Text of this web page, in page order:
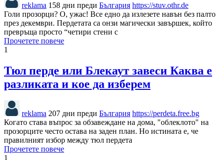
reklama 158 дни преди България https://stuv.othr.de
Голи прозорци? О, ужас! Все едно да излезете навън без палто
през декември. Пердетата са онзи магически завършек, който
превръща просто “четири стени с
Прочетете повече
1
Тюл перде или Блекаут завеси Каква е
разликата и кое да изберем
reklama 207 дни преди България https://perdeta.free.bg
Когато става въпрос за обзавеждане на дома, "облеклото" на
прозорците често остава на заден план. Но истината е, че
правилният избор между тюл пердета
Прочетете повече
1